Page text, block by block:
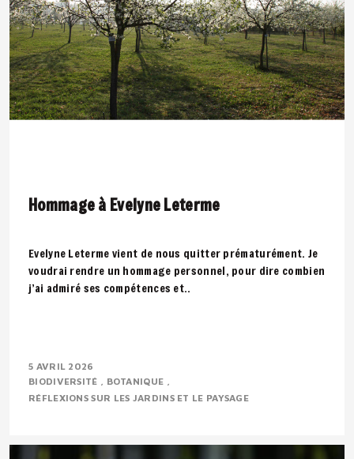
Hommage à Evelyne Leterme
Evelyne Leterme vient de nous quitter prématurément. Je
voudrai rendre un hommage personnel, pour dire combien
j’ai admiré ses compétences et..
5 AVRIL 2026
BIODIVERSITÉ
BOTANIQUE
RÉFLEXIONS SUR LES JARDINS ET LE PAYSAGE